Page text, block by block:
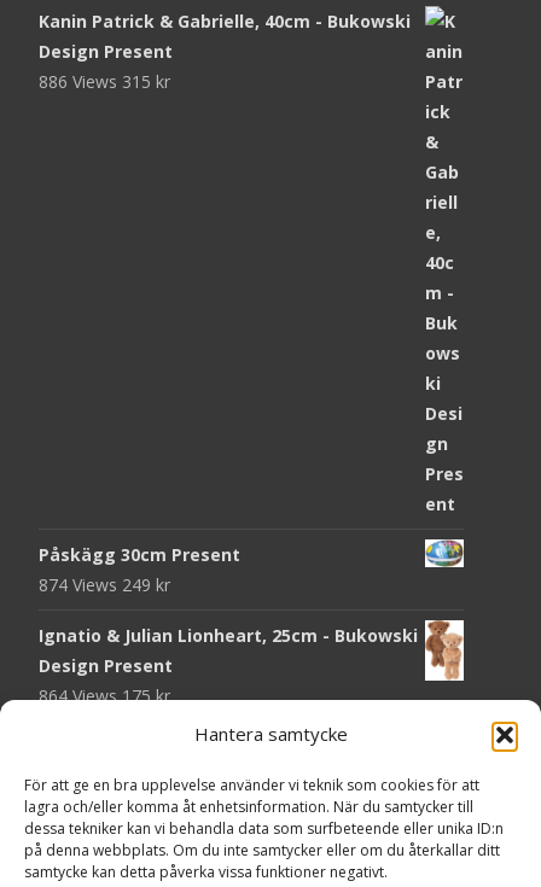
Hantera samtycke
För att ge en bra upplevelse använder vi teknik som cookies för att
lagra och/eller komma åt enhetsinformation. När du samtycker till
dessa tekniker kan vi behandla data som surfbeteende eller unika ID:n
på denna webbplats. Om du inte samtycker eller om du återkallar ditt
samtycke kan detta påverka vissa funktioner negativt.
Kanin Patrick & Gabrielle, 40cm - Bukowski
Design Present
886 Views 315 kr
Påskägg 30cm Present
874 Views 249 kr
Ignatio & Julian Lionheart, 25cm - Bukowski
Design Present
864 Views175kr
Chokladmynt Påskmotiv Present
820 Views
Kort Påskhare, 8,5x11,5 cm Present
764 Views20kr
Powered by WordPress, Themei-craftby TemplatesNext.